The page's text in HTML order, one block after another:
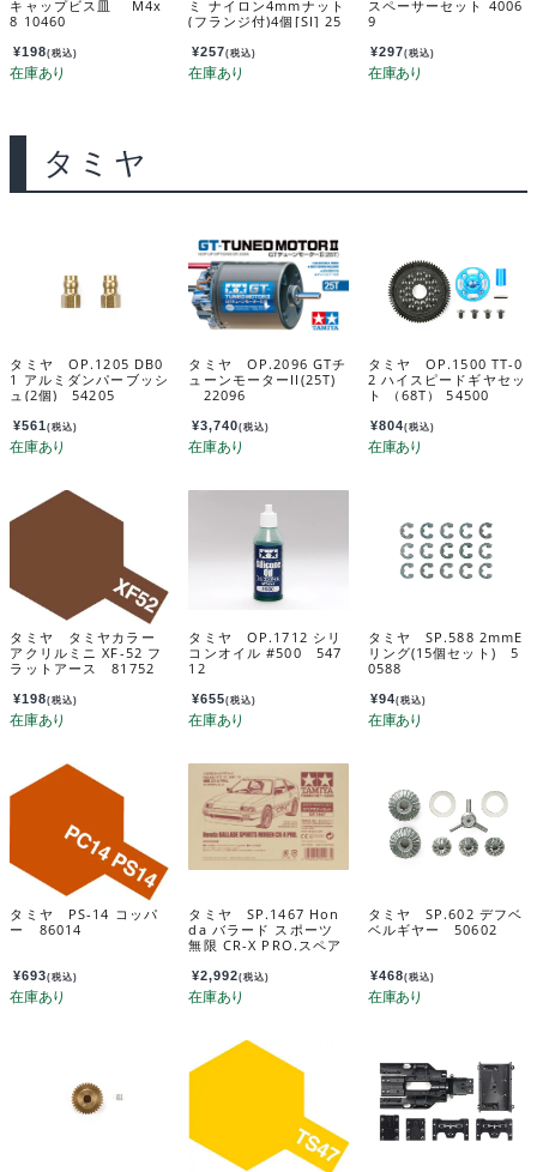
キャップビス皿 M4x
8 10460
¥198(税込)
ミ ナイロン4mmナット
(フランジ付)4個[SI] 25
¥257(税込)
スペーサーセット 4006
9
¥297(税込)
タミヤ
タミヤ OP.1205 DB0
1 アルミダンパーブッシ
ュ(2個) 54205
¥561(税込)
タミヤ OP.2096 GTチ
ューンモーターII(25T)
22096
¥3,740(税込)
タミヤ OP.1500 TT-0
2 ハイスピードギヤセッ
ト （68T） 54500
¥804(税込)
タミヤ タミヤカラー
アクリルミニ XF-52 フ
ラットアース 81752
¥198(税込)
タミヤ OP.1712 シリ
コンオイル #500 547
12
¥655(税込)
タミヤ SP.588 2mmE
リング(15個セット) 5
0588
¥94(税込)
タミヤ PS-14 コッパ
ー 86014
¥693(税込)
タミヤ SP.1467 Hon
da バラード スポーツ
無限 CR-X PRO.スペア
¥2,992(税込)
タミヤ SP.602 デフベ
ベルギヤー 50602
¥468(税込)